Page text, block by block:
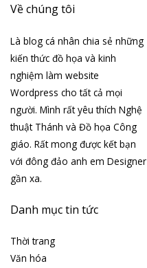
Về chúng tôi
Là blog cá nhân chia sẻ những
kiến thức đồ họa và kinh
nghiệm làm website
Wordpress cho tất cả mọi
người. Mình rất yêu thích Nghệ
thuật Thánh và Đồ họa Công
giáo. Rất mong được kết bạn
với đông đảo anh em Designer
gần xa.
Danh mục tin tức
Thời trang
Văn hóa